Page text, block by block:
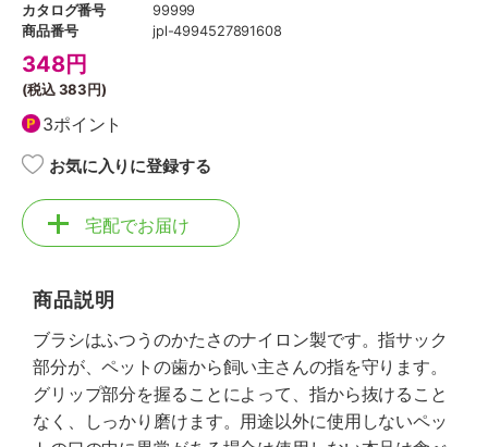
カタログ番号
99999
商品番号
jpl-4994527891608
348円
(税込383円)
3ポイント
お気に入りに登録する
宅配でお届け
商品説明
ブラシはふつうのかたさのナイロン製です。指サック
部分が、ペットの歯から飼い主さんの指を守ります。
グリップ部分を握ることによって、指から抜けること
なく、しっかり磨けます。用途以外に使用しないペッ